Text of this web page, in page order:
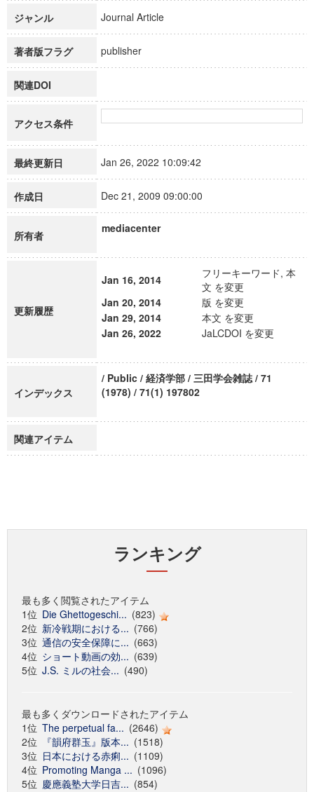
ジャンル Journal Article
著者版フラグ publisher
関連DOI
アクセス条件
最終更新日 Jan 26, 2022 10:09:42
作成日 Dec 21, 2009 09:00:00
所有者
mediacenter
更新履歴
Jan 16, 2014
フリーキーワード, 本
文 を変更
Jan 20, 2014
版 を変更
Jan 29, 2014
本文 を変更
Jan 26, 2022
JaLCDOI を変更
インデックス
/ Public / 経済学部 / 三田学会雑誌 / 71
(1978) / 71(1) 197802
関連アイテム
ランキング
最も多く閲覧されたアイテム
1位 Die Ghettogeschi... (823)
2位 新冷戦期における... (766)
3位 通信の安全保障に... (663)
4位 ショート動画の効... (639)
5位 J.S. ミルの社会... (490)
最も多くダウンロードされたアイテム
1位 The perpetual fa... (2646)
2位
『韻府群玉』版本... (1518)
3位 日本における赤痢... (1109)
4位 Promoting Manga ... (1096)
5位 慶應義塾大学日吉... (854)